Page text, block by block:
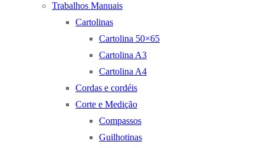
Trabalhos Manuais
Cartolinas
Cartolina 50×65
Cartolina A3
Cartolina A4
Cordas e cordéis
Corte e Medição
Compassos
Guilhotinas